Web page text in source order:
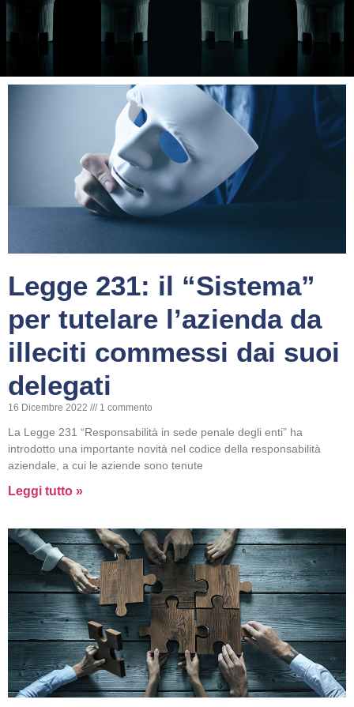
Legge 231: il “Sistema”
per tutelare l’azienda da
illeciti commessi dai suoi
delegati
16 Dicembre 2022 1 commento
La Legge 231 “Responsabilità in sede penale degli enti” ha
introdotto una importante novità nel codice della responsabilità
aziendale, a cui le aziende sono tenute
Leggi tutto »